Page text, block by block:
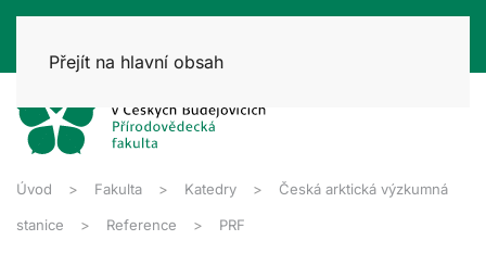
Přejít na hlavní obsah
Úvod Fakulta Katedry Česká arktická výzkumná
stanice Reference PRF